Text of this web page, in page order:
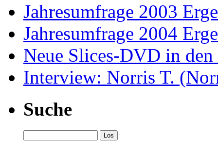
Jahresumfrage 2003
Jahresumfrage 2004
Neue Slices-DVD in
Interview: Norris T.
Suche